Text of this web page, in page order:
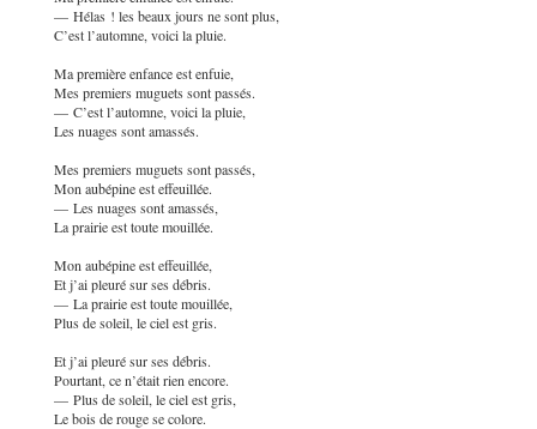
— Hélas ! les beaux jours ne sont plus,
C’est l’automne, voici la pluie.
Ma première enfance est enfuie,
Mes premiers muguets sont passés.
— C’est l’automne, voici la pluie,
Les nuages sont amassés.
Mes premiers muguets sont passés,
Mon aubépine est effeuillée.
— Les nuages sont amassés,
La prairie est toute mouillée.
Mon aubépine est effeuillée,
Et j’ai pleuré sur ses débris.
— La prairie est toute mouillée,
Plus de soleil, le ciel est gris.
Et j’ai pleuré sur ses débris.
Pourtant, ce n’était rien encore.
— Plus de soleil, le ciel est gris,
Le bois de rouge se colore.